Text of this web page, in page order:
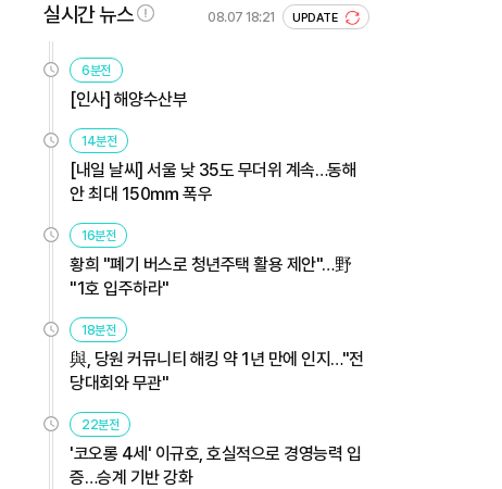
실시간 뉴스 08.07 18:21 UPDATE
6분전
[인사] 해양수산부
14분전
[내일 날씨] 서울 낮 35도 무더위 계속…동해
안 최대 150㎜ 폭우
16분전
황희 "폐기 버스로 청년주택 활용 제안"…野
"1호 입주하라"
18분전
與, 당원 커뮤니티 해킹 약 1년 만에 인지…"전
당대회와 무관"
22분전
'코오롱 4세' 이규호, 호실적으로 경영능력 입
증…승계 기반 강화